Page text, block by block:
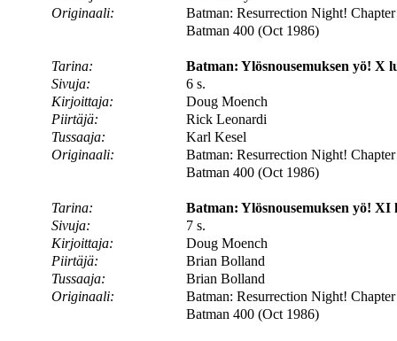
Originaali:
Batman: Resurrection Night!
Batman 400 (Oct 1986)
Tarina:
Batman: Ylösnousemuksen yö! X
Sivuja:
6 s.
Kirjoittaja:
Doug Moench
Piirtäjä:
Rick Leonardi
Tussaaja:
Karl Kesel
Originaali:
Batman: Resurrection Night!
Batman 400 (Oct 1986)
Tarina:
Batman: Ylösnousemuksen yö!
Sivuja:
7 s.
Kirjoittaja:
Doug Moench
Piirtäjä:
Brian Bolland
Tussaaja:
Brian Bolland
Originaali:
Batman: Resurrection Night!
Batman 400 (Oct 1986)